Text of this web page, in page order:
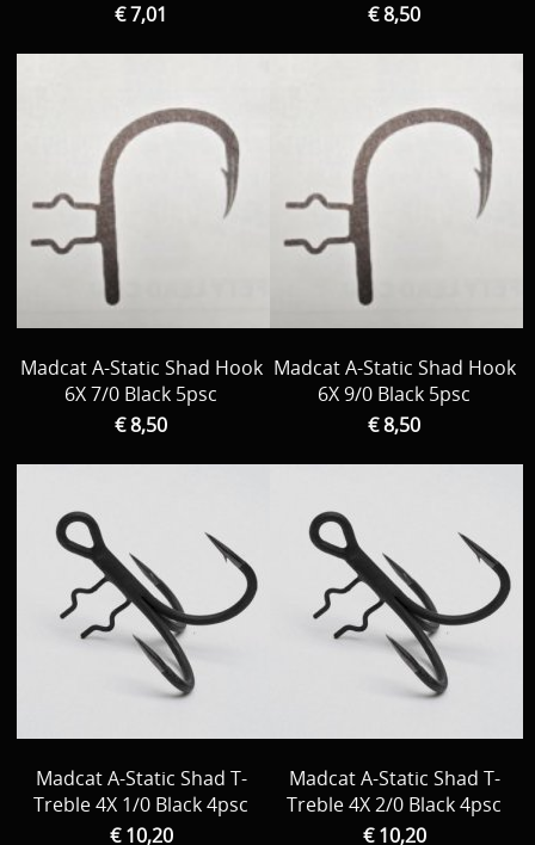
€ 7,01
€ 8,50
Madcat A-Static Shad Hook
6X 7/0 Black 5psc
€ 8,50
Madcat A-Static Shad Hook
6X 9/0 Black 5psc
€ 8,50
Madcat A-Static Shad T-
Treble 4X 1/0 Black 4psc
€ 10,20
Madcat A-Static Shad T-
Treble 4X 2/0 Black 4psc
€ 10,20